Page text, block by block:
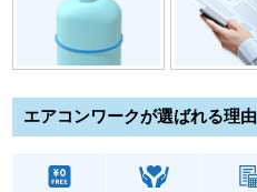
エアコンワークが選ばれる理由